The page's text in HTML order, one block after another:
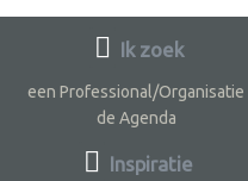
Ik zoek
een Professional/Organisatie
de Agenda
Inspiratie